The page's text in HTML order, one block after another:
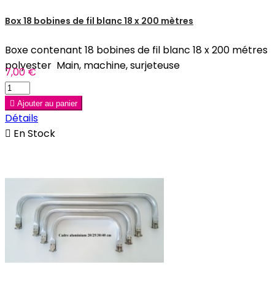
Box 18 bobines de fil blanc 18 x 200 mètres
Boxe contenant 18 bobines de fil blanc 18 x 200 métres
polyester Main, machine, surjeteuse
7,00 €
 Ajouter au panier
Détails
 En Stock